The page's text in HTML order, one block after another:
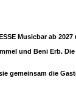
Musicbar ab
und Beni Erb.
gemeinsam die